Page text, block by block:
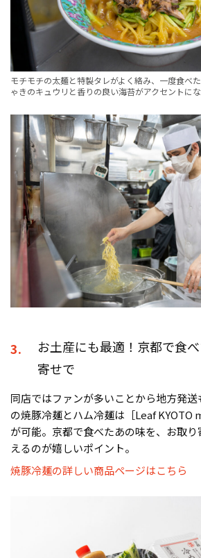
モチモチの太麺と特製タレがよく絡み、一度食べ
ゃきのキュウリと香りの良い海苔がアクセントに
3.
お土産にも最適！京都で食
寄せで
同店ではファンが多いことから地方発
の焼豚冷麺とハム冷麺は［Leaf KYOTO
が可能。京都で食べたあの味を、お取
えるのが嬉しいポイント。
焼豚冷麺の詳しい商品ページはこちら